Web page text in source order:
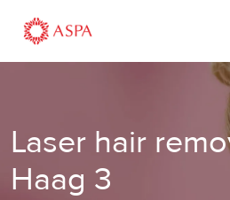
content
Laser hair
Haag 3